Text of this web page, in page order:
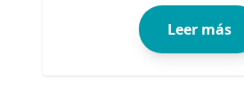
Leer más